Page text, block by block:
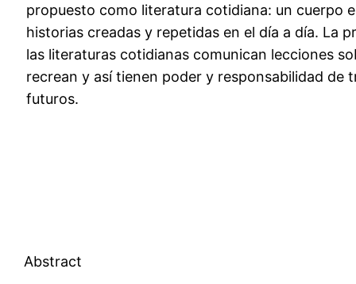
propuesto como literatura cotidiana: un cuerpo
historias creadas y repetidas en el día a día. La
las literaturas cotidianas comunican lecciones
recrean y así tienen poder y responsabilidad de
futuros.
Abstract